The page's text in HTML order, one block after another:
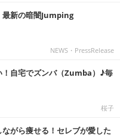
最新の暗闇Jumping
NEWS・PressRelease
！自宅でズンバ（Zumba）♪毎
桜子
がら痩せる！セレブが愛した